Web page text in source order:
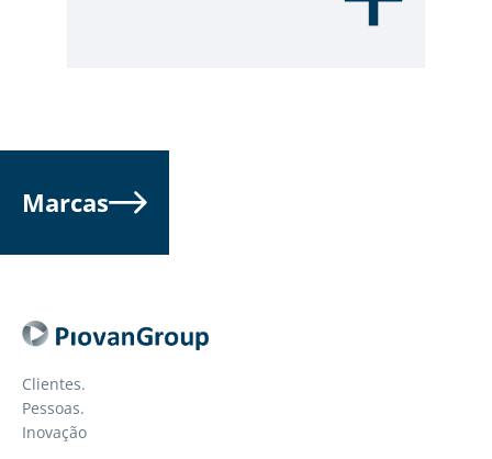
Marcas
Clientes.
Pessoas.
Inovação